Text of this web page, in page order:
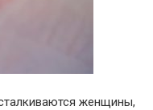
женщины,